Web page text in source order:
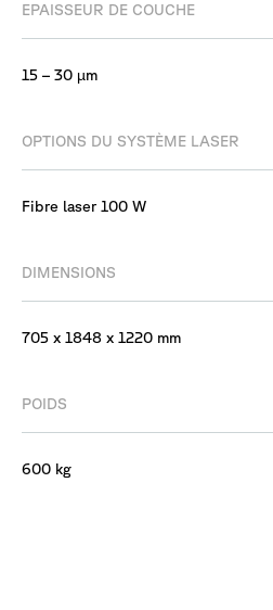
EPAISSEUR DE COUCHE
15 – 30 µm
OPTIONS DU SYSTÈME LASER
Fibre laser 100 W
DIMENSIONS
705 x 1848 x 1220 mm
POIDS
600 kg